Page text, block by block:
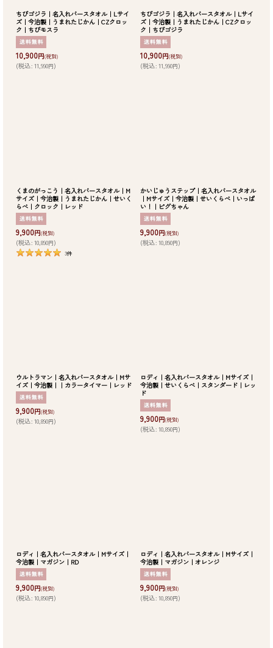
ちびゴジラ｜名入れバースタオル｜Lサイ
ズ｜今治製｜うまれたじかん｜CZクロッ
ク｜ちびモスラ
10,900円(税別)
(税込: 11,990円)
ちびゴジラ｜名入れバースタオル｜Lサイ
ズ｜今治製｜うまれたじかん｜CZクロッ
ク｜ちびゴジラ
10,900円(税別)
(税込: 11,990円)
くまのがっこう｜名入れバースタオル｜M
サイズ｜今治製｜うまれたじかん｜せいく
らべ｜クロック｜レッド
9,900円(税別)
(税込: 10,890円)
3件
かいじゅうステップ｜名入れバースタオル
｜Mサイズ｜今治製｜せいくらべ｜いっぱ
い！｜ピグちゃん
9,900円(税別)
(税込: 10,890円)
ウルトラマン｜名入れバースタオル｜Mサ
イズ｜今治製｜｜カラータイマー｜レッド
9,900円(税別)
(税込: 10,890円)
ロディ｜名入れバースタオル｜Mサイズ｜
今治製｜せいくらべ｜スタンダード｜レッ
ド
9,900円(税別)
(税込: 10,890円)
ロディ｜名入れバースタオル｜Mサイズ｜
今治製｜マガジン｜RD
9,900円(税別)
(税込: 10,890円)
ロディ｜名入れバースタオル｜Mサイズ｜
今治製｜マガジン｜オレンジ
9,900円(税別)
(税込: 10,890円)